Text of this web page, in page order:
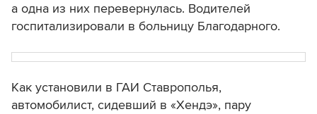
а одна из них перевернулась. Водителей
госпитализировали в больницу Благодарного.
Как установили в ГАИ Ставрополья,
автомобилист, сидевший в «Хендэ», пару